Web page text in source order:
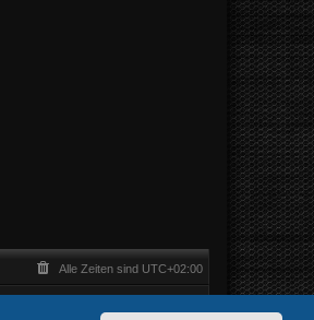
Alle Zeiten sind UTC+02:00